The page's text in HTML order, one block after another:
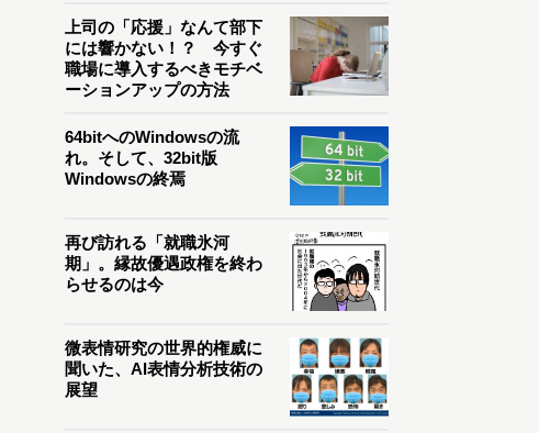
上司の「応援」なんて部下
には響かない！？ 今すぐ
職場に導入するべきモチベ
ーションアップの方法
64bitへのWindowsの流
れ。そして、32bit版
Windowsの終焉
再び訪れる「就職氷河
期」。縁故優遇政権を終わ
らせるのは今
微表情研究の世界的権威に
聞いた、AI表情分析技術の
展望